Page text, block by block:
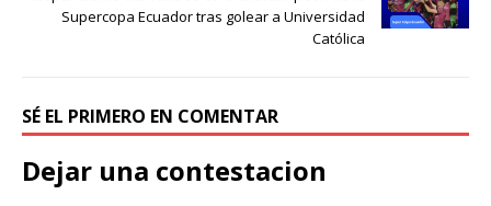
Supercopa Ecuador tras golear a Universidad
Católica
SÉ EL PRIMERO EN COMENTAR
Dejar una contestacion